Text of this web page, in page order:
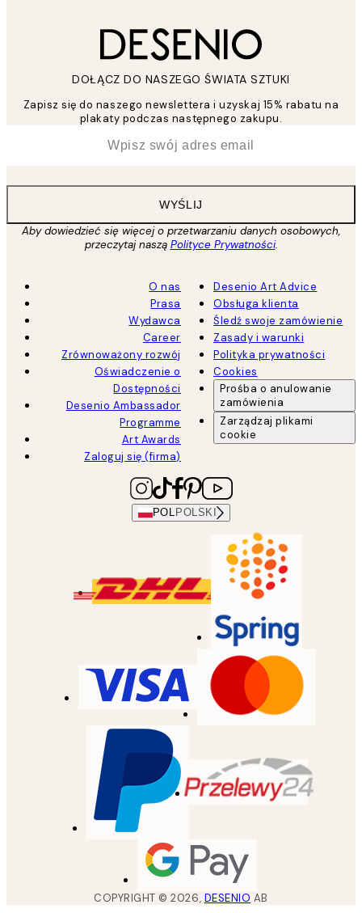
DOŁĄCZ DO NASZEGO ŚWIATA SZTUKI
Zapisz się do naszego newslettera i uzyskaj 15% rabatu na
plakaty podczas następnego zakupu.
WYŚLIJ
Aby dowiedzieć się więcej o przetwarzaniu danych osobowych,
przeczytaj naszą Polityce Prywatności.
O nas
Prasa
Wydawca
Career
Zrównoważony rozwój
Oświadczenie o
Dostępności
Desenio Ambassador
Programme
Art Awards
Zaloguj się (firma)
Desenio Art Advice
Obsługa klienta
Śledź swoje zamówienie
Zasady i warunki
Polityka prywatności
Cookies
Prośba o anulowanie
zamówienia
Zarządzaj plikami
cookie
POL POLSKI
COPYRIGHT ©2026, DESENIO AB